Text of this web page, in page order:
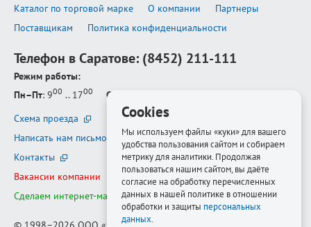
Каталог по торговой марке
О компании
Партнеры
Поставщикам
Политика конфиденциальности
Телефон в Саратове: (8452) 211-111
Режим работы:
Пн–Пт: 900 .. 1700 Сб–Вс
Схема проезда
Написать нам письмо
Контакты
Вакансии компании
Сделаем интернет-магазин ещё лучше
Cookies
Мы используем файлы «куки» для вашего
удобства пользования сайтом и собираем
метрику для аналитики. Продолжая
пользоваться нашим сайтом, вы даёте
согласие на обработку перечисленных
данных в нашей политике в отношении
обработки и защиты персональных
данных